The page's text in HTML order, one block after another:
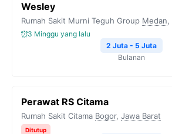
Wesley
Rumah Sakit Murni Teguh Group Medan,
3 Minggu yang lalu
2 Juta - 5 Juta
Bulanan
Perawat RS Citama
Rumah Sakit Citama Bogor, Jawa Barat
Ditutup